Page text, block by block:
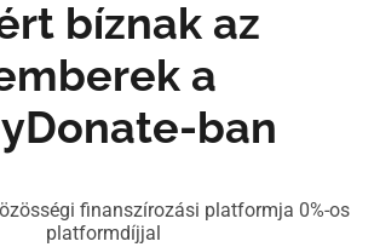
bíznak az
a
ban
finanszírozási platformja 0%-os
platformdíjjal